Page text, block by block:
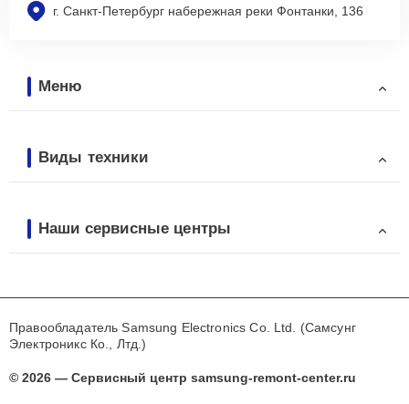
г. Санкт-Петербург набережная реки Фонтанки, 136
Меню
Виды техники
Наши сервисные центры
Правообладатель Samsung Electronics Co. Ltd. (Самсунг
Электроникс Ко., Лтд.)
© 2026 — Сервисный центр samsung-remont-center.ru